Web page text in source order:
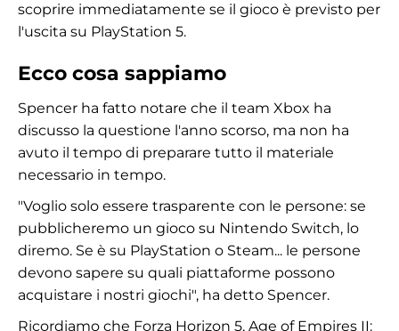
scoprire immediatamente se il gioco è previsto per
l'uscita su PlayStation 5.
Ecco cosa sappiamo
Spencer ha fatto notare che il team Xbox ha
discusso la questione l'anno scorso, ma non ha
avuto il tempo di preparare tutto il materiale
necessario in tempo.
"Voglio solo essere trasparente con le persone: se
pubblicheremo un gioco su Nintendo Switch, lo
diremo. Se è su PlayStation o Steam... le persone
devono sapere su quali piattaforme possono
acquistare i nostri giochi", ha detto Spencer.
Ricordiamo che Forza Horizon 5, Age of Empires II: